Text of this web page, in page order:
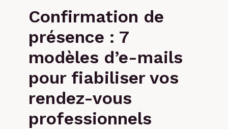
Finance
Confirmation de
présence : 7
modèles d’e-mails
pour fiabiliser vos
rendez-vous
professionnels